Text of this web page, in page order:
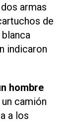
armas
de
indicaron
hombre
camión
a los